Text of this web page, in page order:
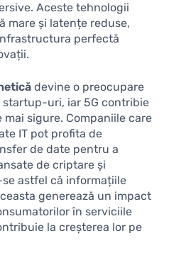
Aceste tehnologii
mare și latențe reduse,
perfectă
devine o preocupare
uri, iar 5G contribie
sigure. Companiile care
IT pot profita de
de date pentru a
de criptare și
astfel că informațiile
generează un impact
în serviciile
la creșterea lor pe